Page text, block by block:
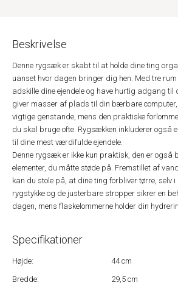
Beskrivelse
Denne rygsæk er skabt til at holde dine ting
uanset hvor dagen bringer dig hen. Med tre
adskille dine ejendele og have hurtig adgang til
giver masser af plads til din bærbare
vigtige genstande, mens den praktiske
du skal bruge ofte. Rygsækken inkluderer også
til dine mest værdifulde ejendele.
Denne rygsæk er ikke kun praktisk, den er også
elementer, du måtte støde på. Fremstillet af
kan du stole på, at dine ting forbliver tørre, selv i
rygstykke og de justerbare stropper sikrer en
dagen, mens flaskelommerne holder din
Specifikationer
Højde:
44 cm
Bredde:
29,5 cm